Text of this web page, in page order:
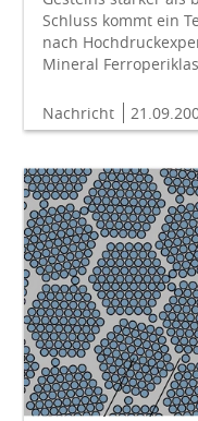
Schluss kommt ein
nach
Mineral
Nachricht